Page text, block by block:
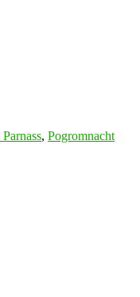
, Pogromnacht